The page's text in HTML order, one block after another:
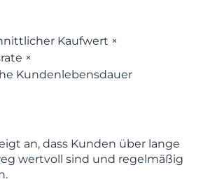
Kaufwert ×
×
Kundenlebensdauer
an, dass Kunden über lange
wertvoll sind und regelmäßig